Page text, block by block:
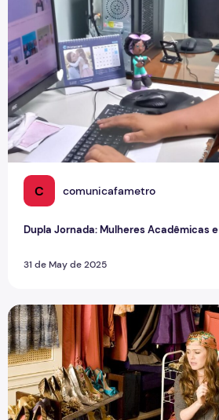
C comunicafametro
Dupla Jornada: Mulheres Acadêmicas
31 de May de 2025
Quando compro o mundo fica